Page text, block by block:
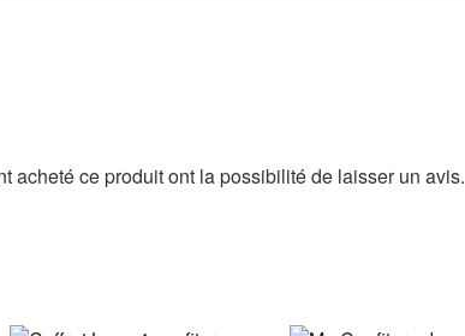
acheté ce produit ont la possibilité de laisser un avis.